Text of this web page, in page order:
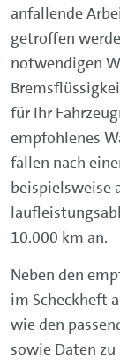
anfallende
getroffen
notwendigen
für Ihr
empfohlenes
fallen nach
beispielsweise
10.000 km an.
Neben den
im Scheckheft
wie den
sowie Daten